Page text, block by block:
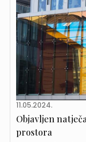
11.05.2024.
Objavljen
prostora